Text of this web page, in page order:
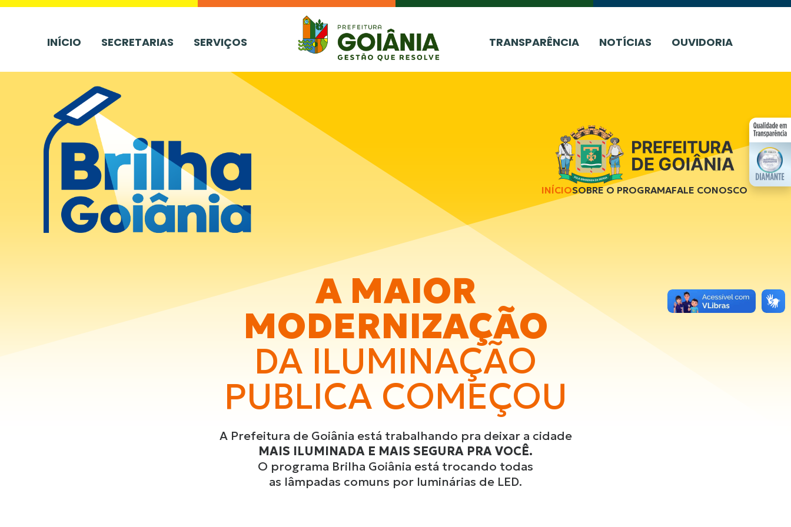
INÍCIO SECRETARIAS SERVIÇOS TRANSPARÊNCIA NOTÍCIAS OUVIDORIA
INÍCIOSOBRE O PROGRAMAFALE CONOSCO
A MAIOR
MODERNIZAÇÃO
DA ILUMINAÇÃO
PUBLICA COMEÇOU
A Prefeitura de Goiânia está trabalhando pra deixar a cidade
MAIS ILUMINADA E MAIS SEGURA PRA VOCÊ.
O programa Brilha Goiânia está trocando todas
as lâmpadas comuns por luminárias de LED.